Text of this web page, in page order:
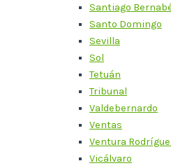
Santiago
Santo Domingo
Sevilla
Sol
Tetuán
Tribunal
Valdebernardo
Ventas
Ventura
Vicálvaro